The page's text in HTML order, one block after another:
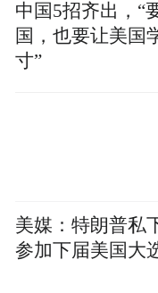
中国5招齐出，“
国，也要让美国
寸”
美媒：特朗普私
参加下届美国大